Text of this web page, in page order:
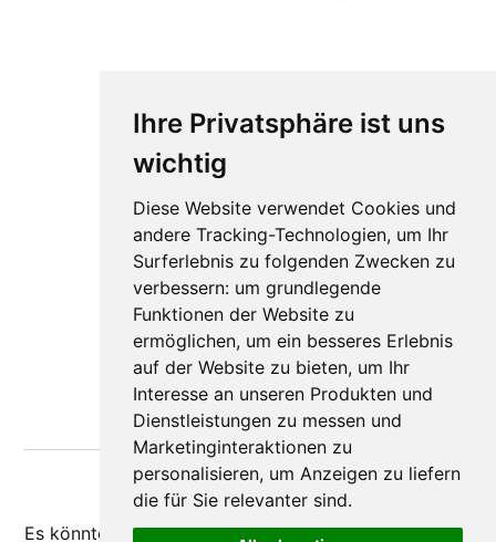
Ihre Privatsphäre ist uns
wichtig
Diese Website verwendet Cookies und
andere Tracking-Technologien, um Ihr
Surferlebnis zu folgenden Zwecken zu
verbessern: um grundlegende
Funktionen der Website zu
ermöglichen, um ein besseres Erlebnis
auf der Website zu bieten, um Ihr
Interesse an unseren Produkten und
Dienstleistungen zu messen und
Marketinginteraktionen zu
personalisieren, um Anzeigen zu liefern
die für Sie relevanter sind.
Es könnte dir auchgefallen